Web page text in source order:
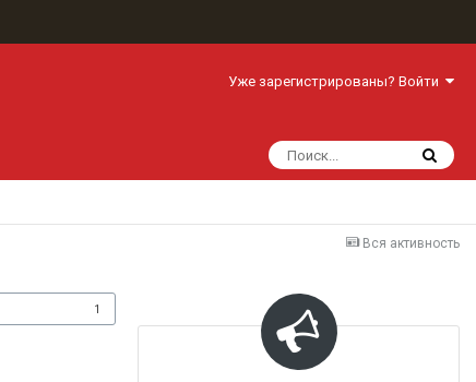
Уже зарегистрированы? Войти
Вся активность
1